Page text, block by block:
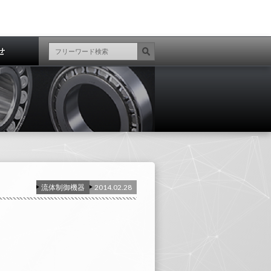
ケンサー等（電気制御機器）
Ｋ）
事業所案内
流体制御機器 2014.02.28